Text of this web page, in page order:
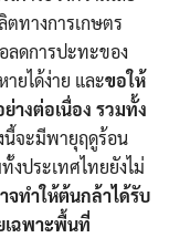
ทางการเกษตร
ลดการปะทะของ
ยได้ง่าย และขอให้
างต่อเนื่อง รวมทั้ง
นี้จะมีพายุฤดูร้อน
งประเทศไทยยังไม่
จทำให้ต้นกล้าได้รับ
เฉพาะพื้นที่